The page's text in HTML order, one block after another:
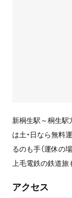
新桐生駅～桐生駅
は土・日なら無料
るのも手（運休の
上毛電鉄の鉄道旅
アクセス